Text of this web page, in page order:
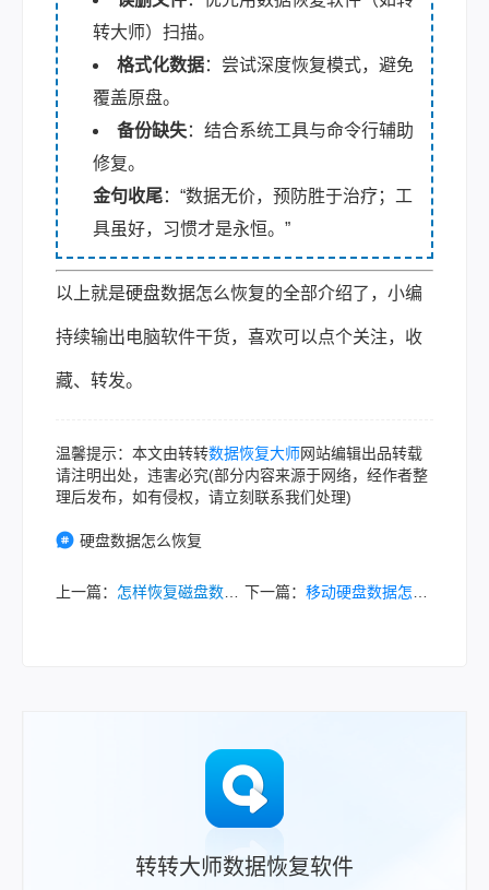
转大师）扫描。
格式化数据：尝试深度恢复模式，避免
覆盖原盘。
备份缺失：结合系统工具与命令行辅助
修复。
金句收尾：“数据无价，预防胜于治疗；工
具虽好，习惯才是永恒。”
以上就是硬盘数据怎么恢复的全部介绍了，小编
持续输出电脑软件干货，喜欢可以点个关注，收
藏、转发。
温馨提示：本文由转转数据恢复大师网站编辑出品转载
请注明出处，违害必究(部分内容来源于网络，经作者整
理后发布，如有侵权，请立刻联系我们处理)
硬盘数据怎么恢复
上一篇： 怎样恢复磁盘数据？一份全面且高效的数据恢复实战指南！ 下一篇： 移动硬盘数据怎么恢复？小编亲测有效方法大揭秘！！
转转大师数据恢复软件